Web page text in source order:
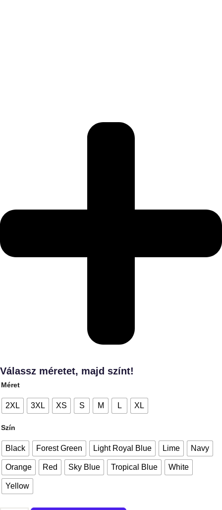
Válassz méretet, majd színt!
Méret
2XL 3XL XS S M L XL
Szín
Black Forest Green Light Royal Blue Lime Navy
Orange Red Sky Blue Tropical Blue White
Yellow